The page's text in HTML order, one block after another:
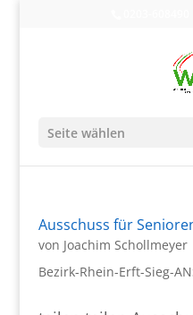
Seite wählen
Ausschuss für
von Joachim Schollmeyer
Bezirk-Rhein-Erft-Sieg-